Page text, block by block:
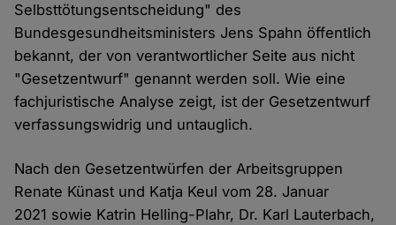
Selbsttötungsentscheidung" des
Bundesgesundheitsministers Jens Spahn öffentlich
bekannt, der von verantwortlicher Seite aus nicht
"Gesetzentwurf" genannt werden soll. Wie eine
fachjuristische Analyse zeigt, ist der Gesetzentwurf
verfassungswidrig und untauglich.
Nach den Gesetzentwürfen der Arbeitsgruppen
Renate Künast und Katja Keul vom 28. Januar
2021 sowie Katrin Helling-Plahr, Dr. Karl Lauterbach,